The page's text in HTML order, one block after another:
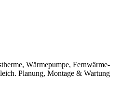
Wärmepumpe, Fernwärme-
Planung, Montage & Wartung